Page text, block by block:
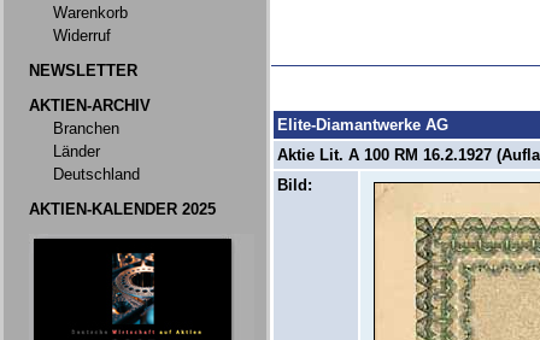
Warenkorb
Widerruf
NEWSLETTER
AKTIEN-ARCHIV
Branchen
Länder
Deutschland
AKTIEN-KALENDER 2025
Elite-Diamantwerke AG
Aktie Lit. A 100 RM 16.2.1927
Bild: